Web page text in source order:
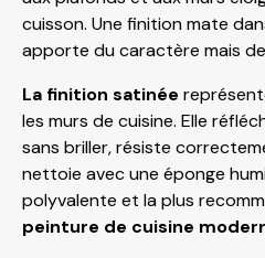
cuisson. Une finition mate
apporte du caractère mais
La finition satinée
les murs de cuisine. Elle
sans briller, résiste
nettoie avec une éponge
polyvalente et la plus
peinture de cuisine